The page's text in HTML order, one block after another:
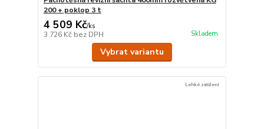
200 + poklop 3 t
4 509 Kč/ks
3 726 Kč bez DPH Skladem
Vybrat variantu
Lehké zatížení